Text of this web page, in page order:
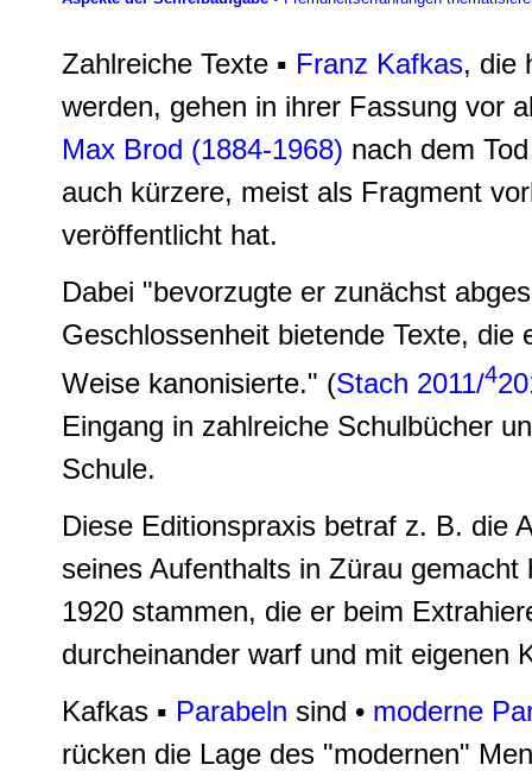
Zahlreiche Texte ▪ Franz Kafkas, die
werden, gehen in ihrer Fassung vor
Max Brod (1884-1968) nach dem
auch kürzere, meist als Fragment
veröffentlicht hat.
Dabei "bevorzugte er zunächst
Geschlossenheit bietende Texte,
Weise kanonisierte." (Stach 2011/4
Eingang in zahlreiche Schulbücher
Schule.
Diese Editionspraxis betraf z. B. die
seines Aufenthalts in Zürau
1920 stammen, die er beim
durcheinander warf und mit eigenen
Kafkas ▪ Parabeln sind • moderne
rücken die Lage des "modernen"